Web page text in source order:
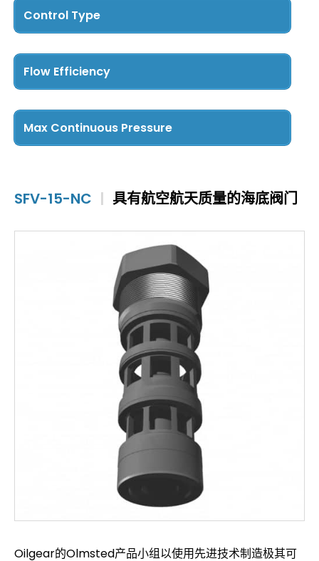
Control Type
Pressure Control(3)
Directional Control
Flow Efficiency
Cv Less than 5(3)
Cv 5 – 15(3)
Cv Greater than 15(3)
Max Continuous Pressure
SFV-15-NC | 具有航空航天质量的海底阀门
Oilgear的Olmsted产品小组以使用先进技术制造极其可